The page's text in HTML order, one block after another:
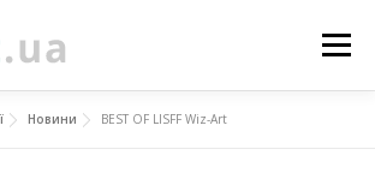
Меню
ПРО НАС
Новини BEST OF LISFF Wiz-Art